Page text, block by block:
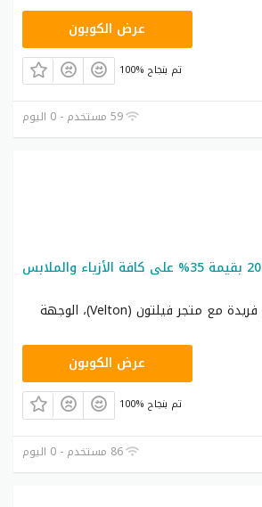
عرض الكوبون
100% تم بنجاح
59 مستخدم - 0 اليوم
استمتع بتجربة تسوق فريدة مع متجر فيلتون (Velton)، الوجهة
عرض الكوبون
100% تم بنجاح
86 مستخدم - 0 اليوم